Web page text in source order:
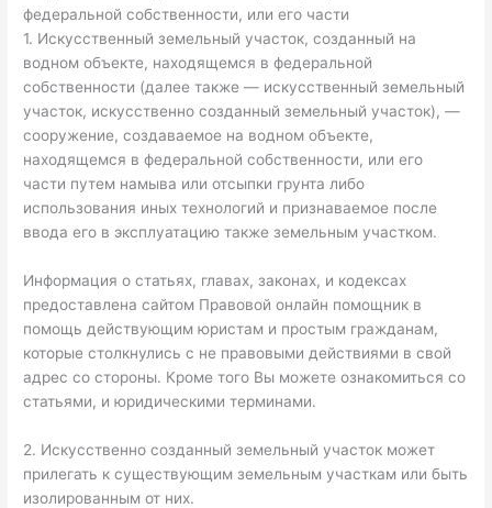
федеральной собственности, или его части
1. Искусственный земельный участок, созданный на
водном объекте, находящемся в федеральной
собственности (далее также — искусственный земельный
участок, искусственно созданный земельный участок), —
сооружение, создаваемое на водном объекте,
находящемся в федеральной собственности, или его
части путем намыва или отсыпки грунта либо
использования иных технологий и признаваемое после
ввода его в эксплуатацию также земельным участком.
Информация о статьях, главах, законах, и кодексах
предоставлена сайтом Правовой онлайн помощник в
помощь действующим юристам и простым гражданам,
которые столкнулись с не правовыми действиями в свой
адрес со стороны. Кроме того Вы можете ознакомиться со
статьями, и юридическими терминами.
2. Искусственно созданный земельный участок может
прилегать к существующим земельным участкам или быть
изолированным от них.